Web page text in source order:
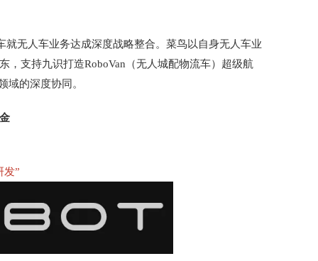
就无人车业务达成深度战略整合。菜鸟以自身无人车业
，支持九识打造RoboVan（无人城配物流车）超级航
域的深度协同。
发”